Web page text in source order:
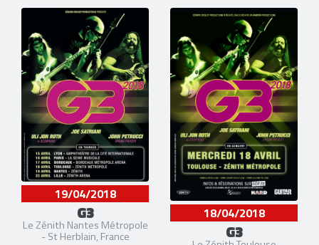
19/04/2018
G3
Le Zénith Nantes Métropole
- St Herblain, France
18/04/2018
G3